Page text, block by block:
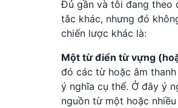
Đủ gần và tôi đang theo
tắc khác, nhưng đó
chiến lược khác là:
Một từ điển từ vựng
đó các từ hoặc âm
ý nghĩa cụ thể. Ở đây ý
nguồn từ một hoặc